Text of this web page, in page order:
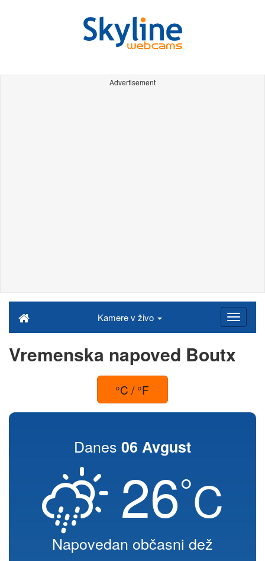
Advertisement
Kamere v živo
Vremenska napoved Boutx
°C / °F
Danes 06 Avgust
26°C
Napovedan občasni dež